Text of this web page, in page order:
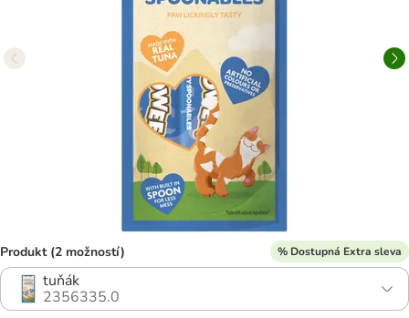
Produkt (2 možností) % Dostupná Extra sleva
tuňák
2356335.0